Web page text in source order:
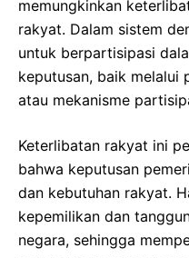
memungkinkan
rakyat. Dalam sistem
untuk berpartisipasi
keputusan, baik melalui
atau mekanisme
Keterlibatan rakyat ini
bahwa keputusan
dan kebutuhan rakyat.
kepemilikan dan
negara, sehingga